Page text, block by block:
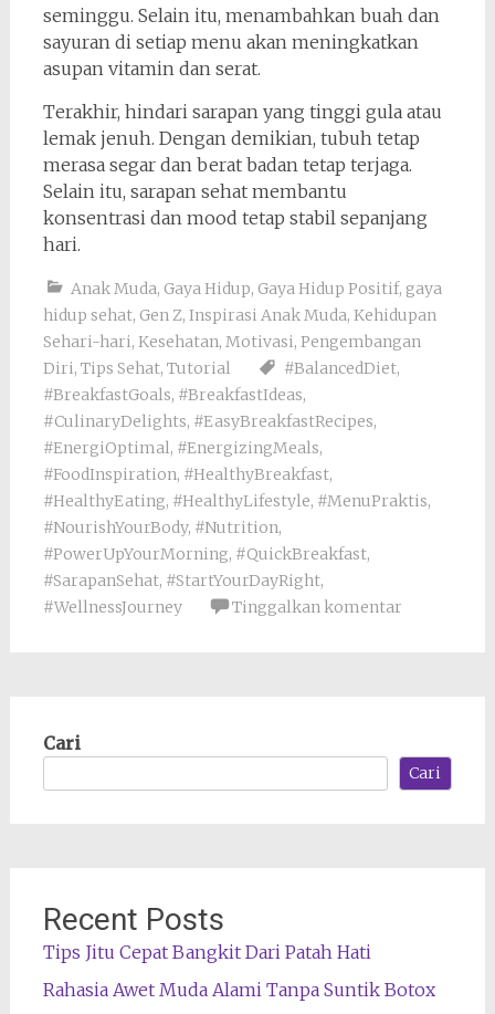
seminggu. Selain itu, menambahkan buah dan
sayuran di setiap menu akan meningkatkan
asupan vitamin dan serat.
Terakhir, hindari sarapan yang tinggi gula atau
lemak jenuh. Dengan demikian, tubuh tetap
merasa segar dan berat badan tetap terjaga.
Selain itu, sarapan sehat membantu
konsentrasi dan mood tetap stabil sepanjang
hari.
Anak Muda, Gaya Hidup, Gaya Hidup Positif, gaya
hidup sehat, Gen Z, Inspirasi Anak Muda, Kehidupan
Sehari-hari, Kesehatan, Motivasi, Pengembangan
Diri, Tips Sehat, Tutorial #BalancedDiet,
#BreakfastGoals, #BreakfastIdeas,
#CulinaryDelights, #EasyBreakfastRecipes,
#EnergiOptimal, #EnergizingMeals,
#FoodInspiration, #HealthyBreakfast,
#HealthyEating, #HealthyLifestyle, #MenuPraktis,
#NourishYourBody, #Nutrition,
#PowerUpYourMorning, #QuickBreakfast,
#SarapanSehat, #StartYourDayRight,
#WellnessJourney
Tinggalkan komentar
Cari
Cari
Recent Posts
Tips Jitu Cepat Bangkit Dari Patah Hati
Rahasia Awet Muda Alami Tanpa Suntik Botox